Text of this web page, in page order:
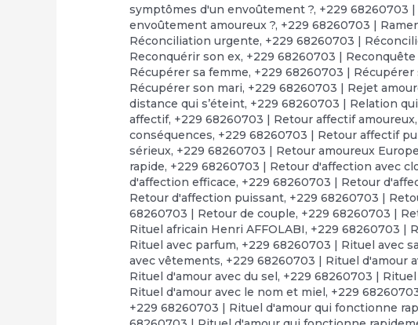
symptômes d'un envoûtement ?, +229 68260703
envoûtement amoureux ?, +229 68260703 |
Réconciliation urgente, +229 68260703 |
Reconquérir son ex, +229 68260703 |
Récupérer sa femme, +229 68260703 |
Récupérer son mari, +229 68260703 | Rejet
distance qui s’éteint, +229 68260703 | Relation
affectif, +229 68260703 | Retour affectif amoureux,
conséquences, +229 68260703 | Retour affectif
sérieux, +229 68260703 | Retour amoureux Europe
rapide, +229 68260703 | Retour d'affection avec
d'affection efficace, +229 68260703 | Retour
Retour d'affection puissant, +229 68260703 |
68260703 | Retour de couple, +229 68260703 |
Rituel africain Henri AFFOLABI, +229 68260703 |
Rituel avec parfum, +229 68260703 | Rituel avec
avec vêtements, +229 68260703 | Rituel d'amour
Rituel d'amour avec du sel, +229 68260703 |
Rituel d'amour avec le nom et miel, +229
+229 68260703 | Rituel d'amour qui fonctionne